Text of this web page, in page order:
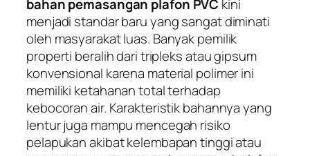
bahan pemasangan plafon PVC kini
menjadi standar baru yang sangat diminati
oleh masyarakat luas. Banyak pemilik
properti beralih dari tripleks atau gipsum
konvensional karena material polimer ini
memiliki ketahanan total terhadap
kebocoran air. Karakteristik bahannya yang
lentur juga mampu mencegah risiko
pelapukan akibat kelembapan tinggi atau